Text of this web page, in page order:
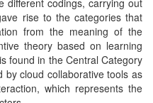
different codings, carrying out
rise to the categories that
from the meaning of the
theory based on learning
found in the Central Category
by cloud collaborative tools as
which represents the